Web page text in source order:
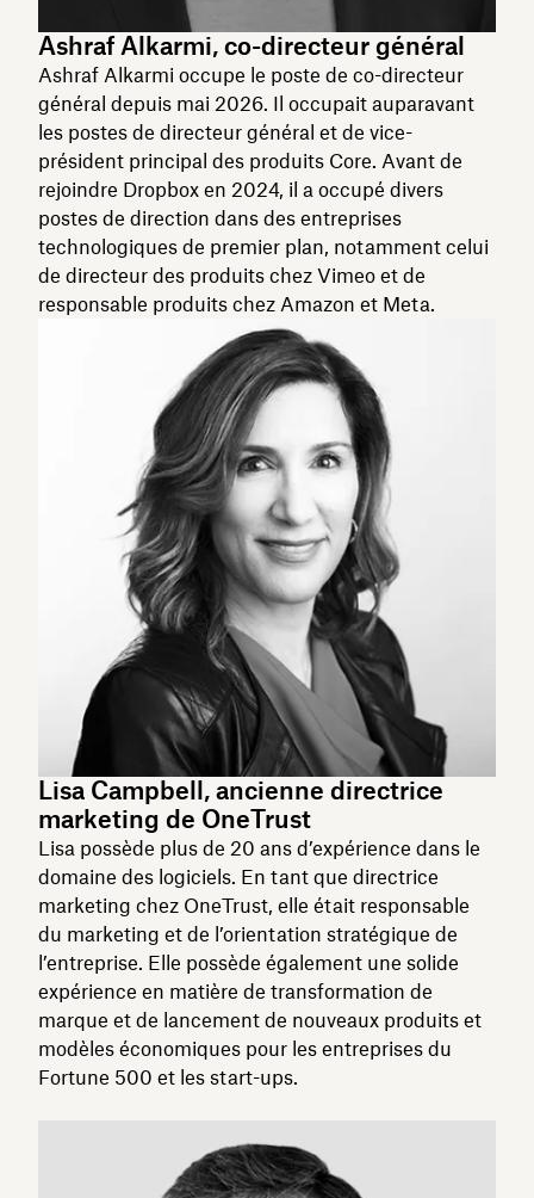
Ashraf Alkarmi, co-directeur général
Ashraf Alkarmi occupe le poste de co-directeur
général depuis mai 2026. Il occupait auparavant
les postes de directeur général et de vice-
président principal des produits Core. Avant de
rejoindre Dropbox en 2024, il a occupé divers
postes de direction dans des entreprises
technologiques de premier plan, notamment celui
de directeur des produits chez Vimeo et de
responsable produits chez Amazon et Meta.
Lisa Campbell, ancienne directrice
marketing de OneTrust
Lisa possède plus de 20 ans d’expérience dans le
domaine des logiciels. En tant que directrice
marketing chez OneTrust, elle était responsable
du marketing et de l’orientation stratégique de
l’entreprise. Elle possède également une solide
expérience en matière de transformation de
marque et de lancement de nouveaux produits et
modèles économiques pour les entreprises du
Fortune 500 et les start-ups.